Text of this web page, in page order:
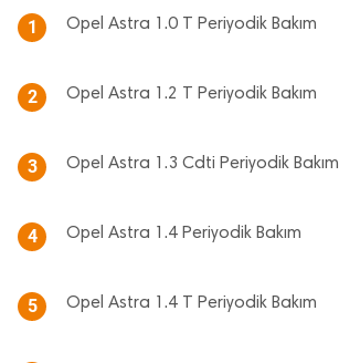
1 Opel Astra 1.0 T Periyodik Bakım
2 Opel Astra 1.2 T Periyodik Bakım
3 Opel Astra 1.3 Cdti Periyodik Bakım
4 Opel Astra 1.4 Periyodik Bakım
5 Opel Astra 1.4 T Periyodik Bakım